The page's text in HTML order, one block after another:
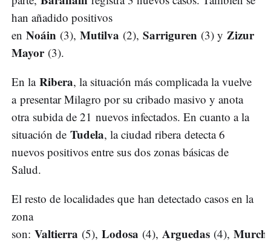
han añadido positivos
en Noáin (3), Mutilva (2), Sarriguren (3) y Zizur
Mayor(3).
En la Ribera, la situación más complicada la vuelve
a presentar Milagro por su cribado masivo y anota
otra subida de 21 nuevos infectados. En cuanto a la
situación de Tudela, la ciudad ribera detecta 6
nuevos positivos entre sus dos zonas básicas de
Salud.
El resto de localidades que han detectado casos en la
zona
son: Valtierra (5), Lodosa (4), Arguedas (4),